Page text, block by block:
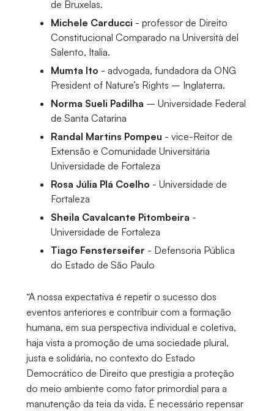
de Bruxelas.
Michele Carducci - professor de Direito
Constitucional Comparado na Università del
Salento, Italia.
Mumta Ito - advogada, fundadora da ONG
President of Nature’s Rights – Inglaterra.
Norma Sueli Padilha – Universidade Federal
de Santa Catarina
Randal Martins Pompeu - vice-Reitor de
Extensão e Comunidade Universitária
Universidade de Fortaleza
Rosa Júlia Plá Coelho - Universidade de
Fortaleza
Sheila Cavalcante Pitombeira -
Universidade de Fortaleza
Tiago Fensterseifer - Defensoria Pública
do Estado de São Paulo
“A nossa expectativa é repetir o sucesso dos
eventos anteriores e contribuir com a formação
humana, em sua perspectiva individual e coletiva,
haja vista a promoção de uma sociedade plural,
justa e solidária, no contexto do Estado
Democrático de Direito que prestigia a proteção
do meio ambiente como fator primordial para a
manutenção da teia da vida. É necessário repensar